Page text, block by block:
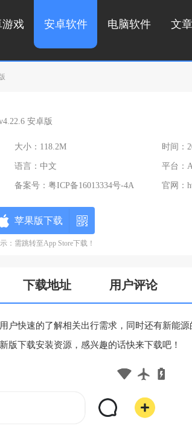
戏 安卓软件 电脑软件 文
安卓版
大小：118.2M 时间：
语言：中文 平台：
备案号：粤ICP备16013334号-4A 官网：
苹果版下载
：需跳转至App Store下载！
下载地址 用户评论
户快速的了解相关出行需求，同时还有新能源
版下载安装资源，感兴趣的话快来下载吧！